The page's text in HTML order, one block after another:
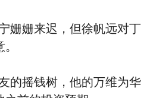
姗来迟，但徐帆远对丁
摇钱树，他的万维为华